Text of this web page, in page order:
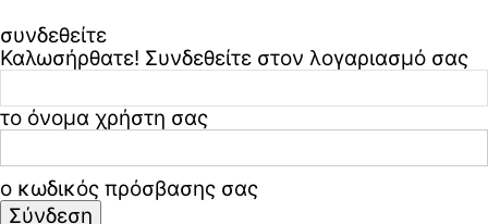
συνδεθείτε
Καλωσήρθατε! Συνδεθείτε στον λογαριασμό σας
το όνομα χρήστη σας
ο κωδικός πρόσβασης σας